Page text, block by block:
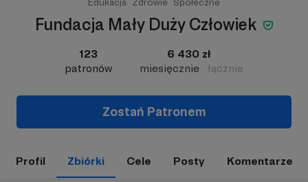
Fundacja Mały Duży Człowiek
123
patronów
6 430 zł
miesięcznie
łącznie
Zostań Patronem
Profil Zbiórki Cele Posty Komentarze